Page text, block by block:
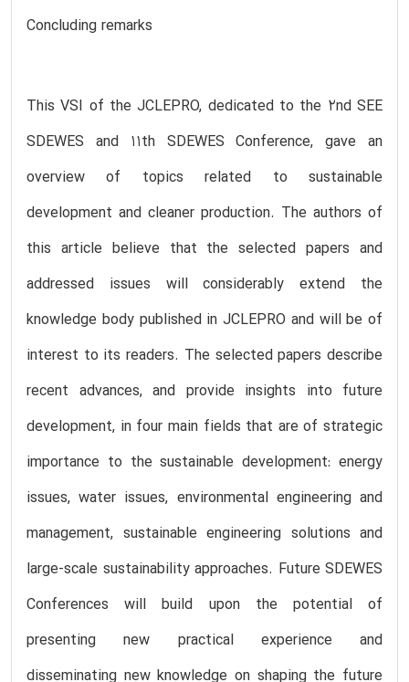
Concluding remarks
This VSI of the JCLEPRO, dedicated to the 2nd SEE
SDEWES and 11th SDEWES Conference, gave an
overview of topics related to sustainable
development and cleaner production. The authors of
this article believe that the selected papers and
addressed issues will considerably extend the
knowledge body published in JCLEPRO and will be of
interest to its readers. The selected papers describe
recent advances, and provide insights into future
development, in four main fields that are of strategic
importance to the sustainable development: energy
issues, water issues, environmental engineering and
management, sustainable engineering solutions and
large-scale sustainability approaches. Future SDEWES
Conferences will build upon the potential of
presenting new practical experience and
disseminating new knowledge on shaping the future